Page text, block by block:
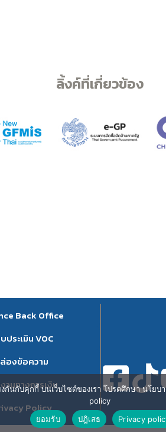
ลิ้งค์ที่เกี่ยวข้อง
Back Office
ประเมิน VOC
องข้อความ
านทางการเงิน
Policy
นกับคุกกี้ บนเว็บไซต์ของเรา โปรดศึกษา นโ
policy
ยอมรับ
ปฎิเสธ Privacy